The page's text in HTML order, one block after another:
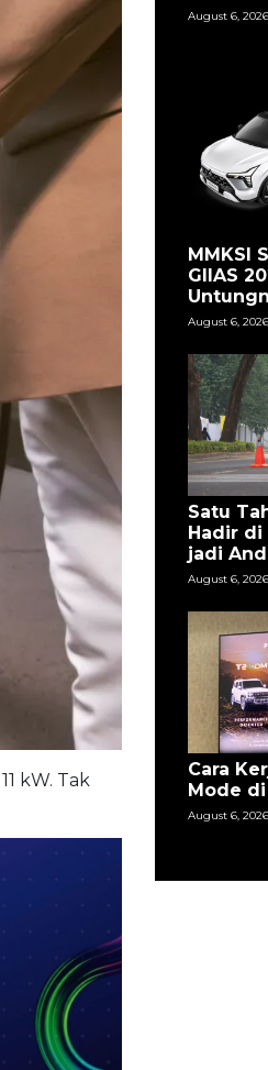
kW. Tak
August 6, 2026
MMKSI
GIIAS
August 6, 2026
Satu
Hadir di
jadi
August 6, 2026
Cara
Mode
August 6, 2026